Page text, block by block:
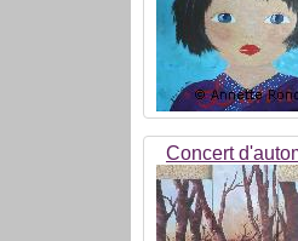
Concert